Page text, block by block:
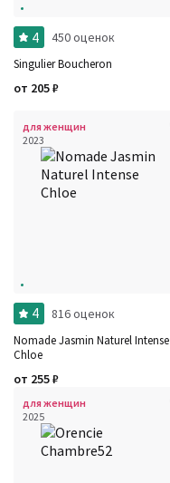
4 450 оценок
Singulier Boucheron
от 205₽
для женщин
2023
4 816 оценок
Nomade Jasmin Naturel Intense
Chloe
от 255₽
для женщин
2025